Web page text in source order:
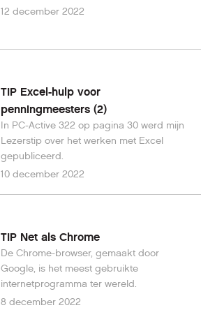
12 december 2022
TIP Excel-hulp voor
penningmeesters (2)
In PC-Active 322 op pagina 30 werd mijn
Lezerstip over het werken met Excel
gepubliceerd.
10 december 2022
TIP Net als Chrome
De Chrome-browser, gemaakt door
Google, is het meest gebruikte
internetprogramma ter wereld.
8 december 2022